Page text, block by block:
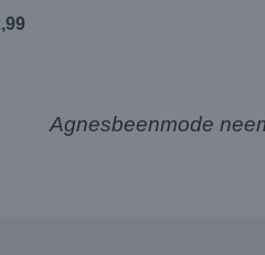
Agnesbeenmode